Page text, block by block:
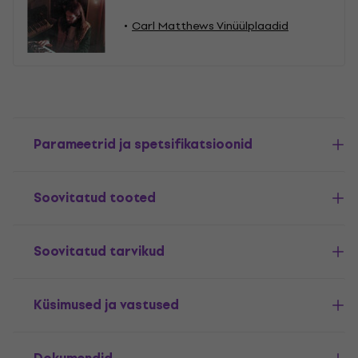
Carl Matthews Vinüülplaadid
Parameetrid ja spetsifikatsioonid
Soovitatud tooted
Soovitatud tarvikud
Küsimused ja vastused